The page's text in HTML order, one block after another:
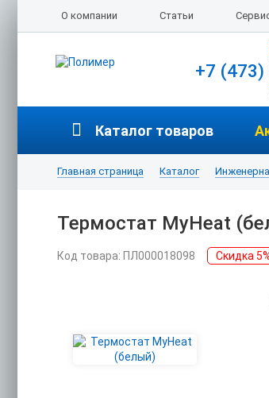
О компании Статьи
+7 (473)
Каталог товаров
Главная страница Каталог
Термостат MyHeat
Код товара: ПЛ000018098 Скидка